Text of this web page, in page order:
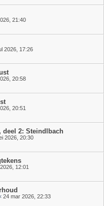
21:40
2026, 17:26
20:58
20:51
deel 2: Steindlbach
2026, 20:30
12:01
24 mar 2026, 22:33